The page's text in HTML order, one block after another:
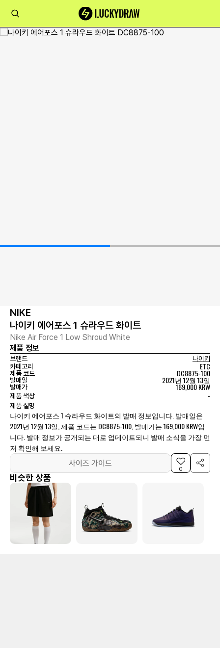
NIKE
나이키 에어포스 1 슈라우드 화이트
Nike Air Force 1 Low Shroud White
제품 정보
브랜드
나이키
카테고리
ETC
제품 코드 DC8875-100
발매일 2021년 12월 13일
발매가 169,000 KRW
제품 색상 -
제품 설명
나이키 에어포스 1 슈라우드 화이트의 발매 정보입니다. 발매일은
2021년 12월 13일, 제품 코드는 DC8875-100, 발매가는 169,000 KRW입
니다. 발매 정보가 공개되는 대로 업데이트되니 발매 소식을 가장 먼
저 확인해 보세요.
사이즈 가이드
0
비슷한 상품